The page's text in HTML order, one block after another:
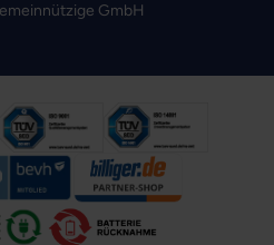
GmbH